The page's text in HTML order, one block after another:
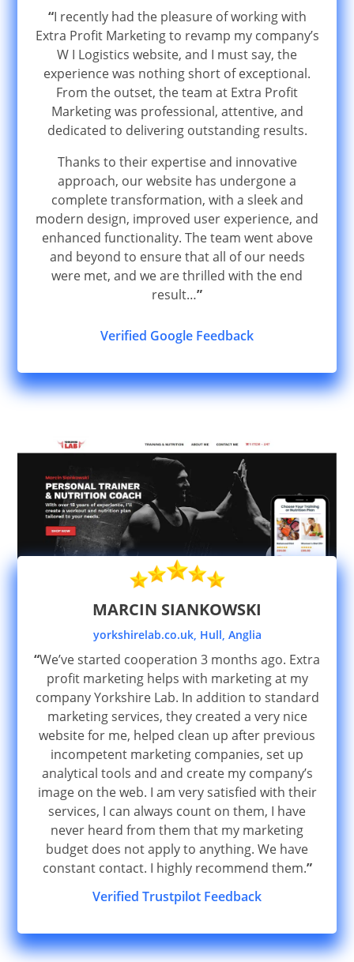
“I recently had the pleasure of working with
Extra Profit Marketing to revamp my company’s
W I Logistics website, and I must say, the
experience was nothing short of exceptional.
From the outset, the team at Extra Profit
Marketing was professional, attentive, and
dedicated to delivering outstanding results.
Thanks to their expertise and innovative
approach, our website has undergone a
complete transformation, with a sleek and
modern design, improved user experience, and
enhanced functionality. The team went above
and beyond to ensure that all of our needs
were met, and we are thrilled with the end
result…”
Verified Google Feedback
MARCIN SIANKOWSKI
yorkshirelab.co.uk, Hull, Anglia
“We’ve started cooperation 3 months ago. Extra
profit marketing helps with marketing at my
company Yorkshire Lab. In addition to standard
marketing services, they created a very nice
website for me, helped clean up after previous
incompetent marketing companies, set up
analytical tools and and create my company’s
image on the web. I am very satisfied with their
services, I can always count on them, I have
never heard from them that my marketing
budget does not apply to anything. We have
constant contact. I highly recommend them.”
Verified Trustpilot Feedback